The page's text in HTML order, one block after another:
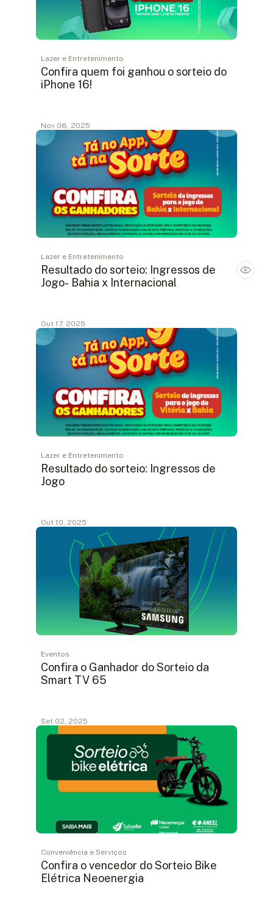
Lazer e Entretenimento
Confira quem foi ganhou o sorteio do
iPhone 16!
Nov 08, 2025
Lazer e Entretenimento
Resultado do sorteio: Ingressos de
Jogo- Bahia x Internacional
Out 17, 2025
Lazer e Entretenimento
Resultado do sorteio: Ingressos de
Jogo
Out 10, 2025
Eventos
Confira o Ganhador do Sorteio da
Smart TV 65
Set 02, 2025
Conveniência e Serviços
Confira o vencedor do Sorteio Bike
Elétrica Neoenergia